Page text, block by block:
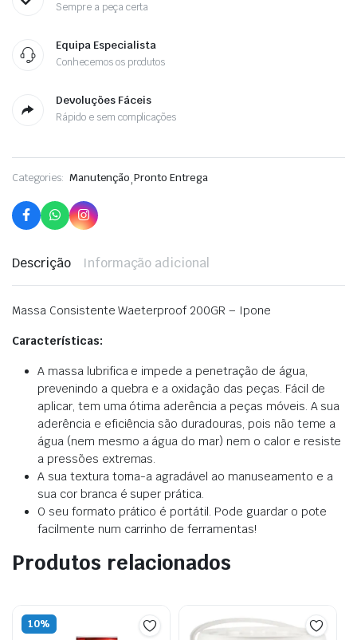
Sempre a peça certa
Equipa Especialista
Conhecemos os produtos
Devoluções Fáceis
Rápido e sem complicações
Categories: Manutenção,Pronto Entrega
Descrição Informação adicional
Massa Consistente Waeterproof 200GR – Ipone
Características:
A massa lubrifica e impede a penetração de água,
prevenindo a quebra e a oxidação das peças. Fácil de
aplicar, tem uma ótima aderência a peças móveis. A sua
aderência e eficiência são duradouras, pois não teme a
água (nem mesmo a água do mar) nem o calor e resiste
a pressões extremas.
A sua textura torna-a agradável ao manuseamento e a
sua cor branca é super prática.
O seu formato prático é portátil. Pode guardar o pote
facilmente num carrinho de ferramentas!
Produtos relacionados
10%